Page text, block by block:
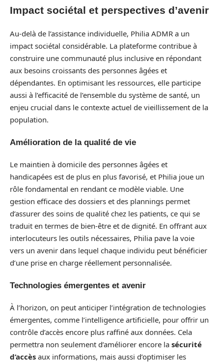
Impact sociétal et perspectives d’avenir
Au-delà de l’assistance individuelle, Philia ADMR a un
impact sociétal considérable. La plateforme contribue à
construire une communauté plus inclusive en répondant
aux besoins croissants des personnes âgées et
dépendantes. En optimisant les ressources, elle participe
aussi à l’efficacité de l’ensemble du système de santé, un
enjeu crucial dans le contexte actuel de vieillissement de la
population.
Amélioration de la qualité de vie
Le maintien à domicile des personnes âgées et
handicapées est de plus en plus favorisé, et Philia joue un
rôle fondamental en rendant ce modèle viable. Une
gestion efficace des dossiers et des plannings permet
d’assurer des soins de qualité chez les patients, ce qui se
traduit en termes de bien-être et de dignité. En offrant aux
interlocuteurs les outils nécessaires, Philia pave la voie
vers un avenir dans lequel chaque individu peut bénéficier
d’une prise en charge réellement personnalisée.
Technologies émergentes et avenir
À l’horizon, on peut anticiper l’intégration de technologies
émergentes, comme l’intelligence artificielle, pour offrir un
contrôle d’accès encore plus raffiné aux données. Cela
permettra non seulement d’améliorer encore la sécurité
d’accès aux informations, mais aussi d’optimiser les